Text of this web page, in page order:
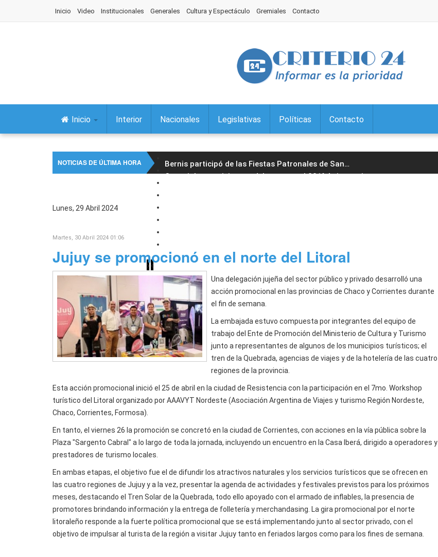
Inicio Video Institucionales Generales Cultura y Espectáculo Gremiales Contacto
Inicio Interior Nacionales Legislativas Políticas Contacto
NOTICIAS DE ÚLTIMA HORA Bernis participó de las Fiestas Patronales de San…
Concejales participaron del acto por el 201° Aniversario…
Senado: el Gobierno aprobó la ley de propiedad
›‹
Lunes, 29 Abril 2024
Martes, 30 Abril 2024 01:06
Jujuy se promocionó en el norte del Litoral
Una delegación jujeña del sector público y privado desarrolló una
acción promocional en las provincias de Chaco y Corrientes durante
el fin de semana.
La embajada estuvo compuesta por integrantes del equipo de
trabajo del Ente de Promoción del Ministerio de Cultura y Turismo
junto a representantes de algunos de los municipios turísticos; el
tren de la Quebrada, agencias de viajes y de la hotelería de las cuatro
regiones de la provincia.
Esta acción promocional inició el 25 de abril en la ciudad de Resistencia con la participación en el 7mo. Workshop
turístico del Litoral organizado por AAAVYT Nordeste (Asociación Argentina de Viajes y turismo Región Nordeste,
Chaco, Corrientes, Formosa).
En tanto, el viernes 26 la promoción se concretó en la ciudad de Corrientes, con acciones en la vía pública sobre la
Plaza "Sargento Cabral" a lo largo de toda la jornada, incluyendo un encuentro en la Casa Iberá, dirigido a operadores y
prestadores de turismo locales.
En ambas etapas, el objetivo fue el de difundir los atractivos naturales y los servicios turísticos que se ofrecen en
las cuatro regiones de Jujuy y a la vez, presentar la agenda de actividades y festivales previstos para los próximos
meses, destacando el Tren Solar de la Quebrada, todo ello apoyado con el armado de inflables, la presencia de
promotores brindando información y la entrega de folletería y merchandasing. La gira promocional por el norte
litoraleño responde a la fuerte política promocional que se está implementando junto al sector privado, con el
objetivo de impulsar al turista de la región a visitar Jujuy tanto en feriados largos como para los fines de semana.